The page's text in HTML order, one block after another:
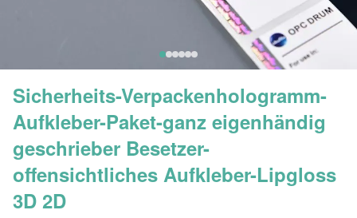
Sicherheits-Verpackenhologramm-
Aufkleber-Paket-ganz eigenhändig
geschrieber Besetzer-
offensichtliches Aufkleber-Lipgloss
3D 2D